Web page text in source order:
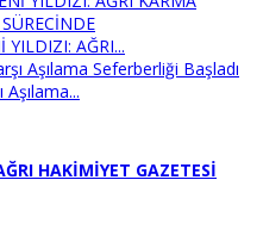
YILDIZI: AĞRI...
Aşılama...
HAKİMİYET GAZETESİ